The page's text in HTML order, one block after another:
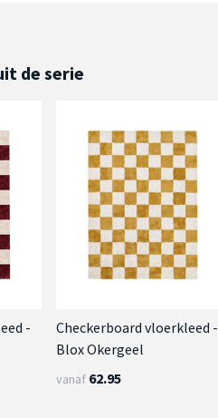
de serie
-
Checkerboard vloerkleed -
Blox Okergeel
vanaf 62.95